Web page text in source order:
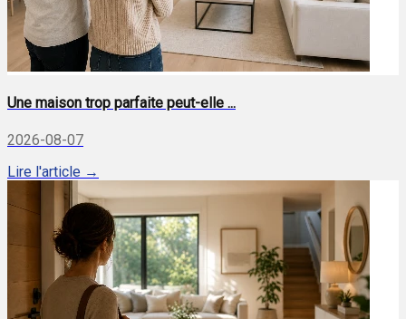
Une maison trop parfaite peut-elle ...
2026-08-07
Lire l'article →